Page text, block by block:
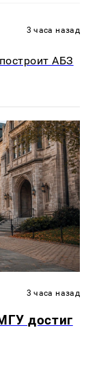
3 часа назад
АБЗ
3 часа назад
достиг